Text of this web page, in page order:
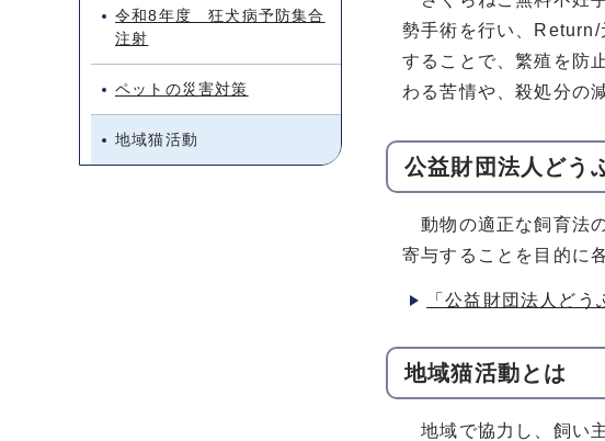
勢手術を行い、Return/
することで、繁殖を防
わる苦情や、殺処分の
公益財団法人どう
動物の適正な飼育法
寄与することを目的に
「公益財団法人ど
地域猫活動とは
地域で協力し、飼い
令和8年度 狂犬病予防集合
注射
ペットの災害対策
地域猫活動